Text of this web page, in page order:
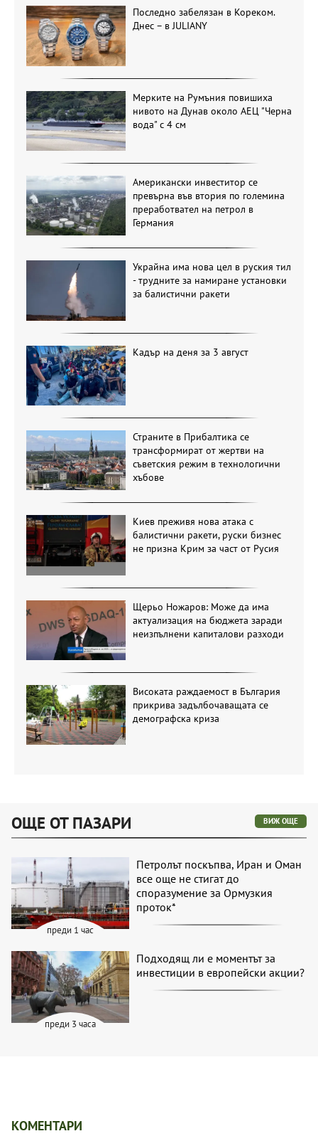
Последно забелязан в Кореком.
Днес – в JULIANY
Мерките на Румъния повишиха
нивото на Дунав около АЕЦ "Черна
вода" с 4 см
Американски инвеститор се
превърна във втория по големина
преработвател на петрол в
Германия
Украйна има нова цел в руския тил
- трудните за намиране установки
за балистични ракети
Кадър на деня за 3 август
Страните в Прибалтика се
трансформират от жертви на
съветския режим в технологични
хъбове
Киев преживя нова атака с
балистични ракети, руски бизнес
не призна Крим за част от Русия
Щерьо Ножаров: Може да има
актуализация на бюджета заради
неизпълнени капиталови разходи
Високата раждаемост в България
прикрива задълбочаващата се
демографска криза
ОЩЕ ОТ ПАЗАРИ ВИЖ ОЩЕ
преди 1 час
Петролът поскъпва, Иран и Оман
все още не стигат до
споразумение за Ормузкия
проток*
преди 3 часа
Подходящ ли е моментът за
инвестиции в европейски акции?
КОМЕНТАРИ